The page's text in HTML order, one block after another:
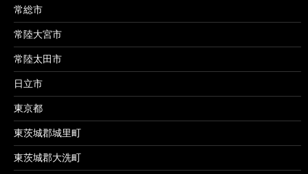
常総市
常陸大宮市
常陸太田市
日立市
東京都
東茨城郡城里町
東茨城郡大洗町